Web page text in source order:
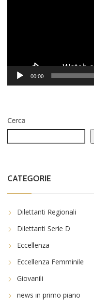
00:00
Cerca
CATEGORIE
Dilettanti Regionali
Dilettanti Serie D
Eccellenza
Eccellenza Femminile
Giovanili
news in primo piano